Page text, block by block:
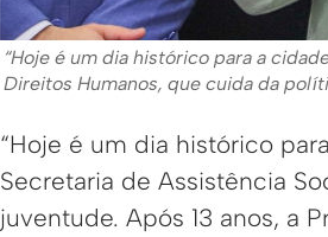
“Hoje é um dia histórico para a
Direitos Humanos, que cuida da
“Hoje é um dia histórico
Secretaria de Assistência
juventude. Após 13 anos, a